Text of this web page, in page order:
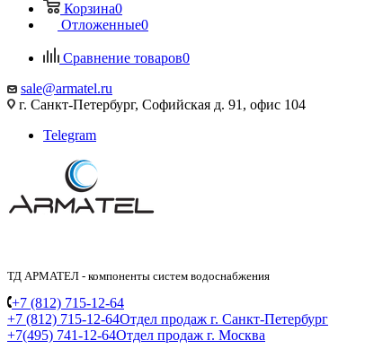
Корзина0
Отложенные0
Сравнение товаров0
sale@armatel.ru
г. Санкт-Петербург, Софийская д. 91, офис 104
Telegram
ТД АРМАТЕЛ - компоненты систем водоснабжения
+7 (812) 715-12-64
+7 (812) 715-12-64Отдел продаж г. Санкт-Петербург
+7(495) 741-12-64Отдел продаж г. Москва